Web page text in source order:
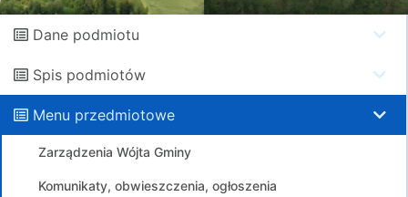
Dane podmiotu
Spis podmiotów
Menu przedmiotowe
Zarządzenia Wójta Gminy
Komunikaty, obwieszczenia, ogłoszenia